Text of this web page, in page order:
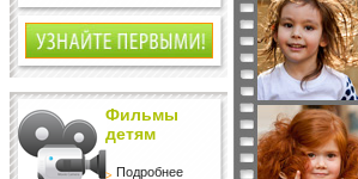
Фильмы
детям
Подробнее